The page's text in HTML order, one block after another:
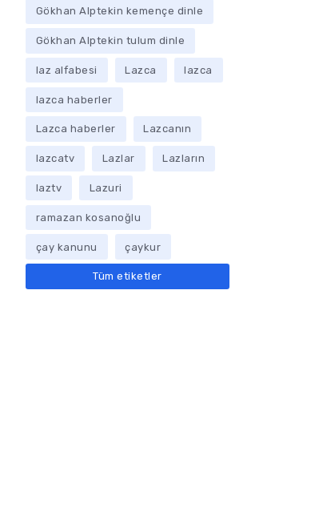
Gökhan Alptekin kemençe dinle
Gökhan Alptekin tulum dinle
laz alfabesi Lazca lazca
lazca haberler
Lazca haberler Lazcanın
lazcatv Lazlar Lazların
laztv Lazuri
ramazan kosanoğlu
çay kanunu çaykur
Tüm etiketler